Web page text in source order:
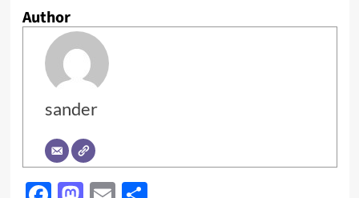
Author
sander